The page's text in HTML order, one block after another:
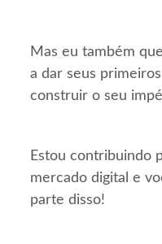
Mas eu também
a dar seus
construir o seu
Estou contribuindo
mercado digital e
parte disso!